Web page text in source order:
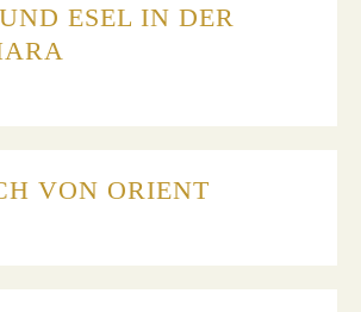
ESEL IN DER
VON ORIENT